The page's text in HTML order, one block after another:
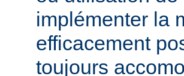
implémenter la
efficacement
toujours